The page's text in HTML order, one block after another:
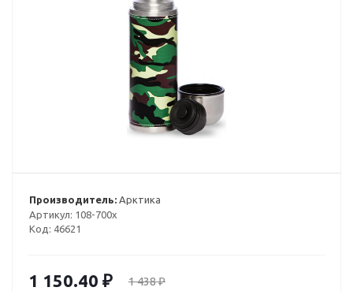
Производитель: Арктика
Артикул: 108-700х
Код: 46621
1 150.40 ₽ 1 438₽